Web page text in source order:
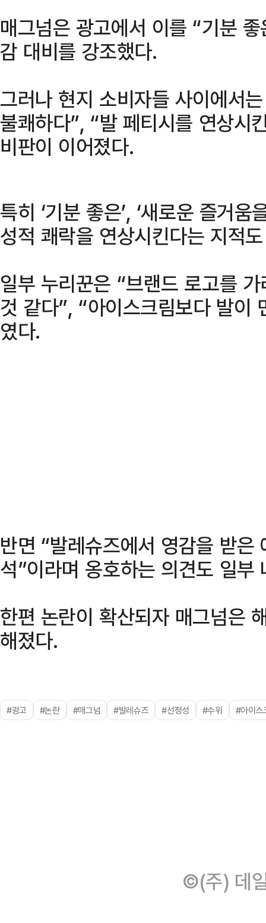
매그넘은 광고에서 이를 “기분
감 대비를 강조했다.
그러나 현지 소비자들 사이에서
불쾌하다”, “발 페티시를 연상시
비판이 이어졌다.
특히 ‘기분 좋은’, ‘새로운 즐거
성적 쾌락을 연상시킨다는 지적
일부 누리꾼은 “브랜드 로고를
것 같다”, “아이스크림보다 발이
였다.
반면 “발레슈즈에서 영감을 받
석”이라며 옹호하는 의견도 일부
한편 논란이 확산되자 매그넘은
해졌다.
#광고 #논란 #매그넘 #발레슈즈 #선정성 #수위 #아이스
©(주) 데